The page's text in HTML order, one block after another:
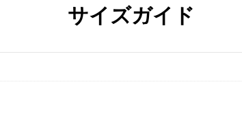
サイズガイド